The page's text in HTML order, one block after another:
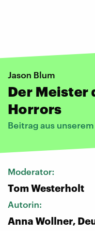
Jason Blum
Der Meister
Horrors
Beitrag aus
Moderator:
Tom Westerholt
Autorin:
Anna Wollner,